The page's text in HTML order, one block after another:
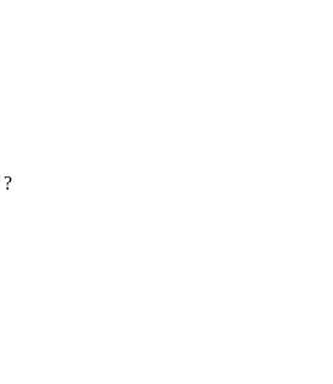
?